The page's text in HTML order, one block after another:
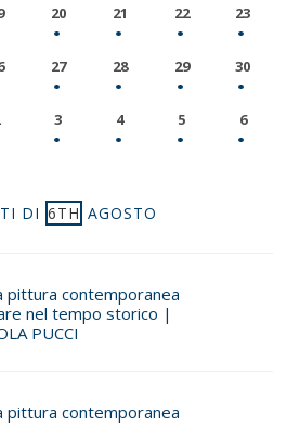
20 21 22 23
27 28 29 30
3 4 5 6
DI 6TH AGOSTO
pittura contemporanea
nel tempo storico |
PUCCI
pittura contemporanea